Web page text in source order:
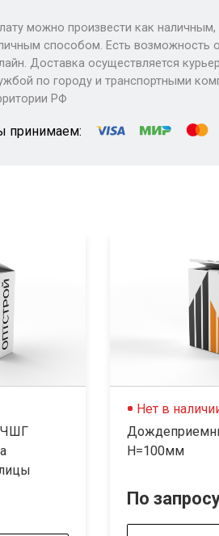
можно произвести как наличным,
способом. Есть возможность
Доставка осуществляется
по городу и транспортными
РФ
принимаем:
Нет в
H=100мм
По